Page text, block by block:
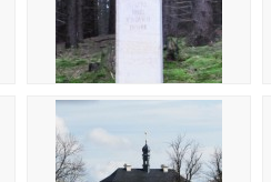
002 Sloup